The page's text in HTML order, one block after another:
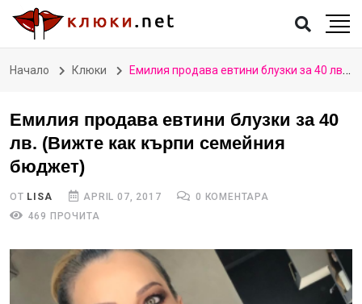
Начало Клюки Емилия продава евтини блузки за 40 лв. (Вижте как кърпи семейния бюджет)
Емилия продава евтини блузки за 40
лв. (Вижте как кърпи семейния
бюджет)
ОТ LISA APRIL 07, 2017
0 КОМЕНТАРА
469 ПРОЧИТА